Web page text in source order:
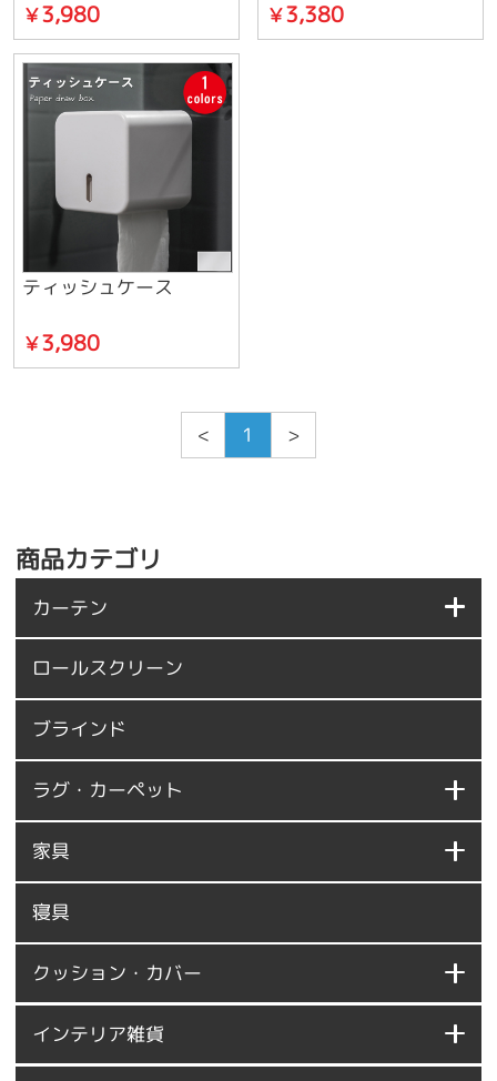
￥3,980 ￥3,380
ティッシュケース
￥3,980
< 1 >
商品カテゴリ
カーテン
ロールスクリーン
ブラインド
ラグ・カーペット
家具
寝具
クッション・カバー
インテリア雑貨